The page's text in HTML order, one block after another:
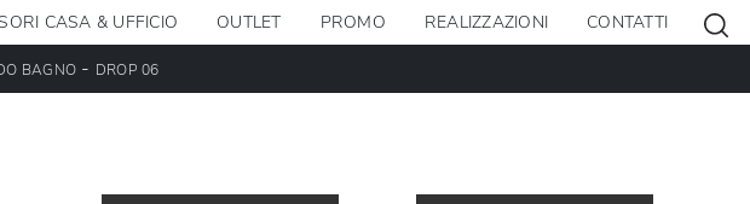
CASA & UFFICIO OUTLET PROMO REALIZZAZIONI CONTATTI
BAGNO - DROP 06